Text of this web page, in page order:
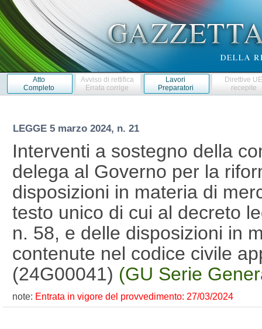
Atto
Completo
Avviso di rettifica
Errata corrige
Lavori
Preparatori
Direttive
recepite
LEGGE 5 marzo 2024, n. 21
Interventi a sostegno della
delega al Governo per la
disposizioni in materia di
testo unico di cui al decreto
n. 58, e delle disposizioni in
contenute nel codice civile
(24G00041) (GU Serie
note: Entrata in vigore del provvedimento: 27/03/2024